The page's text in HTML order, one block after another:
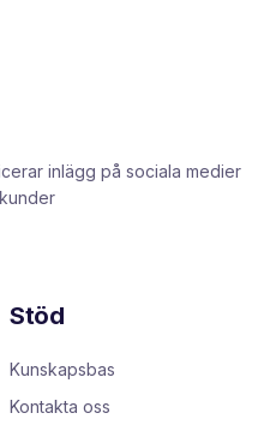
inlägg på sociala medier
Stöd
Kunskapsbas
Kontakta oss